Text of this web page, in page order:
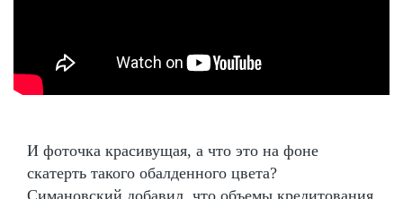
И фоточка красивущая, а что это на фоне
скатерть такого обалденного цвета?
Симановский добавил, что объемы кредитования